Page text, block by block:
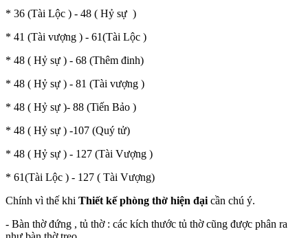
* 36 (Tài Lộc ) - 48 ( Hỷ sự )
* 41 (Tài vượng ) - 61(Tài Lộc )
* 48 ( Hỷ sự ) - 68 (Thêm đinh)
* 48 ( Hỷ sự ) - 81 (Tài vượng )
* 48 ( Hỷ sự )- 88 (Tiến Bảo )
* 48 ( Hỷ sự ) -107 (Quý tử)
* 48 ( Hỷ sự ) - 127 (Tài Vượng )
* 61(Tài Lộc ) - 127 ( Tài Vượng)
Chính vì thế khi Thiết kế phòng thờ hiện đại cần chú ý.
- Bàn thờ đứng , tủ thờ : các kích thước tủ thờ cũng được phân ra